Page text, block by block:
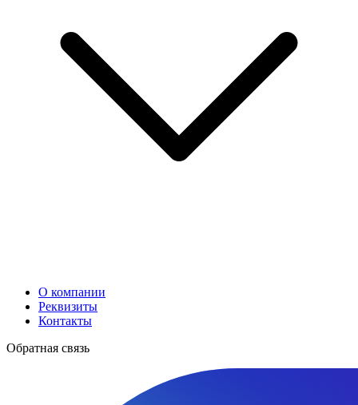
О компании
Реквизиты
Контакты
Обратная связь